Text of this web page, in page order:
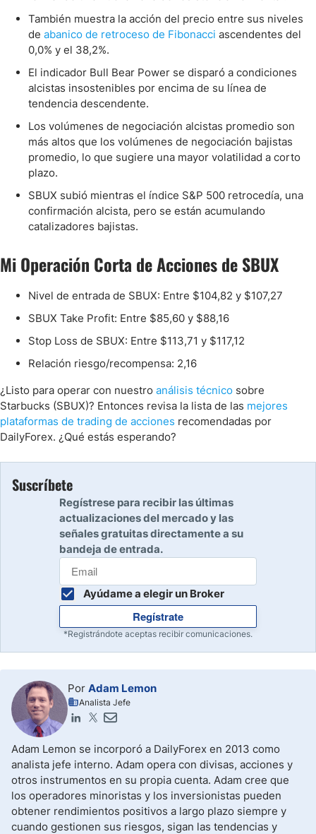
También muestra la acción del precio entre sus niveles
de abanico de retroceso de Fibonacci ascendentes del
0,0% y el 38,2%.
El indicador Bull Bear Power se disparó a condiciones
alcistas insostenibles por encima de su línea de
tendencia descendente.
Los volúmenes de negociación alcistas promedio son
más altos que los volúmenes de negociación bajistas
promedio, lo que sugiere una mayor volatilidad a corto
plazo.
SBUX subió mientras el índice S&P 500 retrocedía, una
confirmación alcista, pero se están acumulando
catalizadores bajistas.
Mi Operación Corta de Acciones de SBUX
Nivel de entrada de SBUX: Entre $104,82 y $107,27
SBUX Take Profit: Entre $85,60 y $88,16
Stop Loss de SBUX: Entre $113,71 y $117,12
Relación riesgo/recompensa: 2,16
¿Listo para operar con nuestro análisis técnico sobre
Starbucks (SBUX)? Entonces revisa la lista de las mejores
plataformas de trading de acciones recomendadas por
DailyForex. ¿Qué estás esperando?
Suscríbete
Regístrese para recibir las últimas
actualizaciones del mercado y las
señales gratuitas directamente a su
bandeja de entrada.
Ayúdame a elegir un Broker
Regístrate
*Registrándote aceptas recibir comunicaciones.
Por Adam Lemon
Analista Jefe
Adam Lemon se incorporó a DailyForex en 2013 como
analista jefe interno. Adam opera con divisas, acciones y
otros instrumentos en su propia cuenta. Adam cree que
los operadores minoristas y los inversionistas pueden
obtener rendimientos positivos a largo plazo siempre y
cuando gestionen sus riesgos, sigan las tendencias y